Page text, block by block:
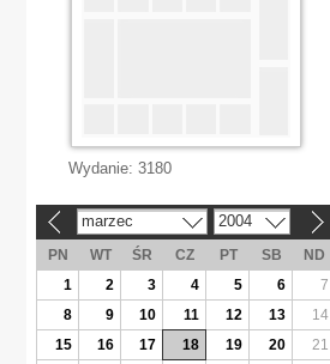
Wydanie: 3180
marzec 2004
PN WT ŚR CZ PT SB
ND
1
2 3 4 5 6
7
8
9 10 11 12 13
14
15
16 17 18 19 20
21